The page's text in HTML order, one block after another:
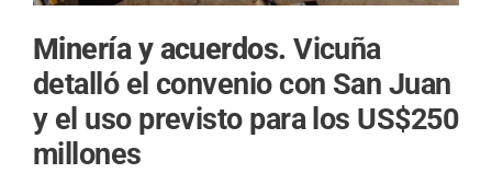
Minería y acuerdos.Vicuña
detalló el convenio con San Juan
y el uso previsto para los US$250
millones